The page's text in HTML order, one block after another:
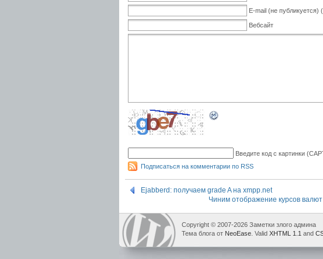
E-mail (не публикуется)
Вебсайт
Введите код с картинки
Подписаться на комментарии по RSS
Ejabberd: получаем grade A на xmpp.net
Чиним отображение курсов
Copyright © 2007-2026 Заметки злого админа
Тема блога от NeoEase . Valid XHTML 1.1 and